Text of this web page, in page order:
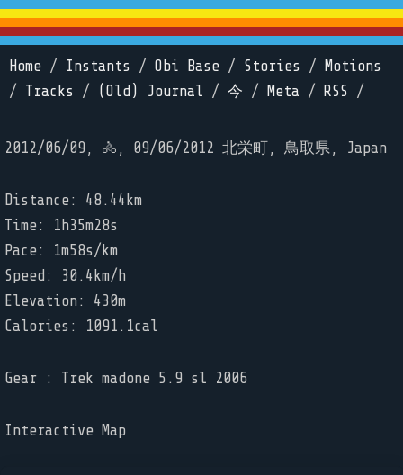
Home / Instants / Obi Base / Stories /
Motions
/ Tracks / (Old) Journal / 今 / Meta / RSS /
2012/06/09, 🚴, 09/06/2012 北栄町, 鳥取県, Japan
Distance: 48.44km
Time: 1h35m28s
Pace: 1m58s/km
Speed: 30.4km/h
Elevation: 430m
Calories: 1091.1cal
Gear : Trek madone 5.9 sl 2006
Interactive Map